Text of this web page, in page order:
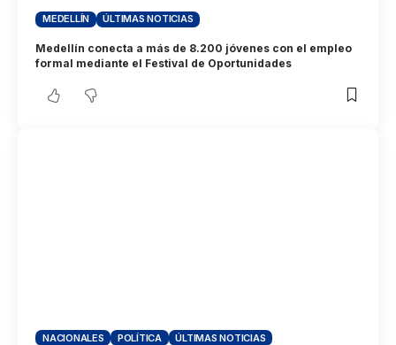
MEDELLÍN ÚLTIMAS NOTICIAS
Medellín conecta a más de 8.200 jóvenes con el empleo
formal mediante el Festival de Oportunidades
NACIONALES POLÍTICA ÚLTIMAS NOTICIAS